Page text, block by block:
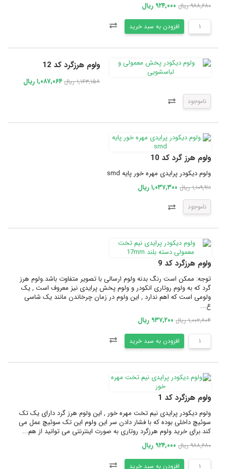
۹۸۸,۶۸۰ ریال ۹۲۴,۰۰۰ ریال
افزودن به سبد خرید
ولوم هرزگرد کد 12
۱,۱۶۳,۱۵۸ ریال ۱,۰۸۷,۰۶۴ ریال
ناموجود
ولوم هرز گرد کد 10
ولوم دیکودر پرایدی مهره خور پایه smd
۱,۱۰۹,۹۱۱ ریال ۱,۰۳۷,۳۰۰ ریال
ناموجود
ولوم هرزگرد کد 9
توجه: ممکن است رنگ بدنه ولوم ارسالی با تصویر متفاوت باشد.ولوم هرز
گرد که به ولوم روتاری انکودر و ولوم پخش پرایدی نیز معروف است , یک
ولومی است که اهم ندارد , این ولوم در زمان چرخاندن مانند یک شاسی
ع...
۱,۰۰۲,۸۰۴ ریال ۹۳۷,۲۰۰ ریال
افزودن به سبد خرید
ولوم هرزگرد کد 1
ولوم دیکودر پرایدی نیم تخت مهره خور , این ولوم هرز گرد دارای یک تک
سوئیچ داخلی بوده که با فشار دادن سر این ولوم این تک سوئیچ عمل می
کند.برای خرید ولوم هرزگرد روتاری به صورت اینترنتی می توانید از هم...
۹۸۸,۶۸۰ ریال ۹۲۴,۰۰۰ ریال
افزودن به سبد خرید